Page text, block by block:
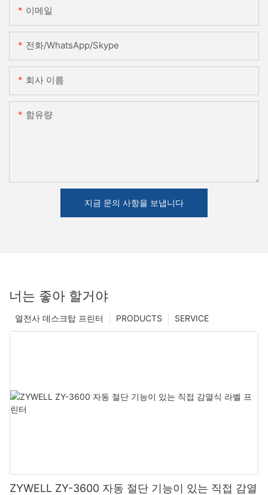
이메일
전화/WhatsApp/Skype
회사 이름
함유량
지금 문의 사항을 보냅니다
너는 좋아 할거야
SERVICE
PRODUCTS
열전사 데스크탑 프린터
ZYWELL ZY-3600 자동 절단 기능이 있는 직접 감열